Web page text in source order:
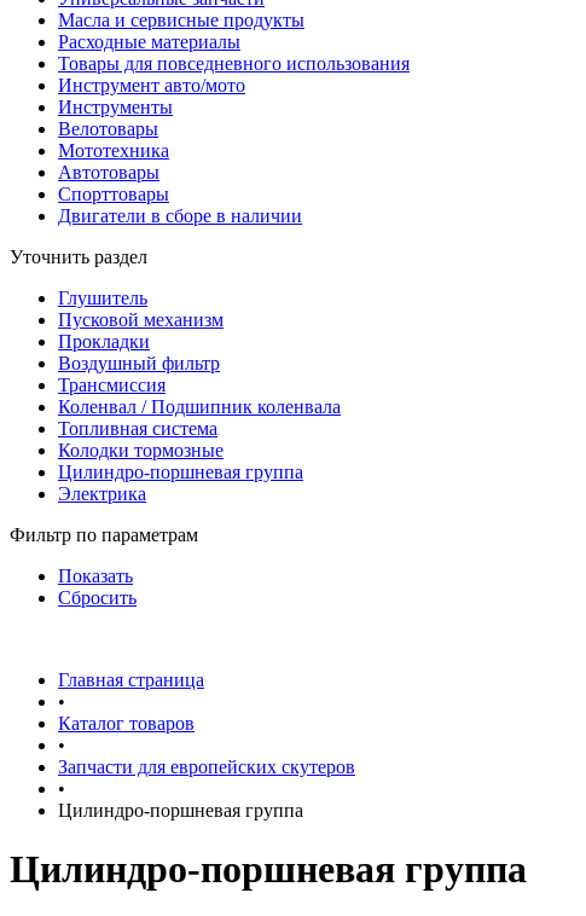
Масла и сервисные продукты
Расходные материалы
Товары для повседневного использования
Инструмент авто/мото
Инструменты
Велотовары
Мототехника
Автотовары
Спорттовары
Двигатели в сборе в наличии
Уточнить раздел
Глушитель
Пусковой механизм
Прокладки
Воздушный фильтр
Трансмиссия
Коленвал / Подшипник коленвала
Топливная система
Колодки тормозные
Цилиндро-поршневая группа
Электрика
Фильтр по параметрам
Показать
Сбросить
Главная страница
•
Каталог товаров
•
Запчасти для европейских скутеров
•
Цилиндро-поршневая группа
Цилиндро-поршневая группа